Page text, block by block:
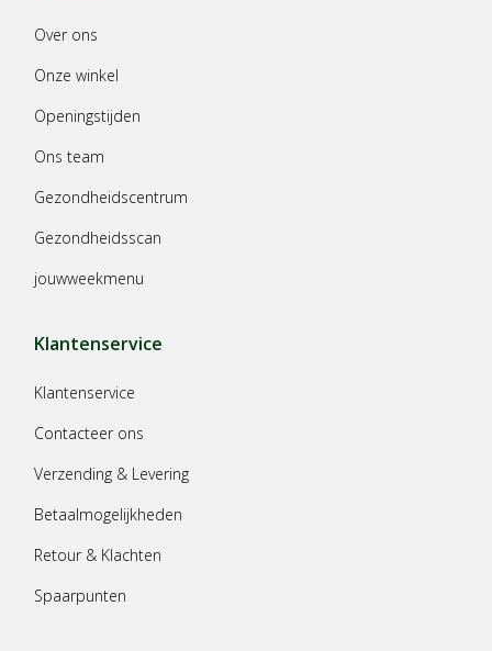
Over ons
Onze winkel
Openingstijden
Ons team
Gezondheidscentrum
Gezondheidsscan
jouwweekmenu
Klantenservice
Klantenservice
Contacteer ons
Verzending & Levering
Betaalmogelijkheden
Retour & Klachten
Spaarpunten